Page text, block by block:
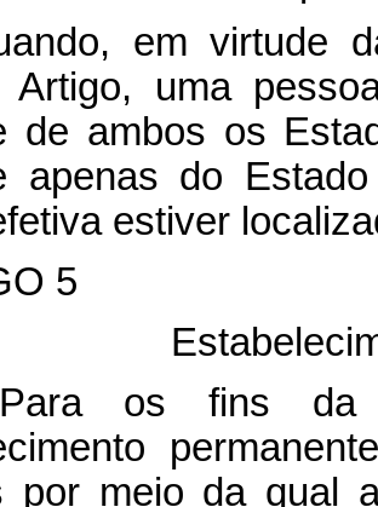
em virtude
Artigo, uma
de ambos os
apenas do
estiver
5
os fins da
por meio da qual